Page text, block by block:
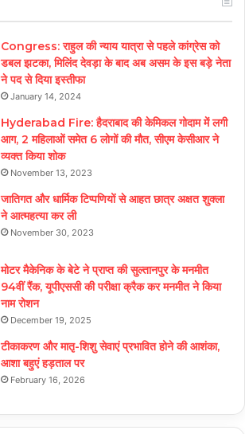
Congress: राहुल की न्याय यात्रा से पहले कांग्रेस को
डबल झटका, मिलिंद देवड़ा के बाद अब असम के इस बड़े नेता
ने पद से दिया इस्तीफा
January 14, 2024
Hyderabad Fire: हैदराबाद की केमिकल गोदाम में लगी
आग, 2 महिलाओं समेत 6 लोगों की मौत, सीएम केसीआर ने
व्यक्त किया शोक
November 13, 2023
जातिगत और धार्मिक टिप्पणियों से आहत छात्र अक्षत शुक्ला
ने आत्महत्या कर ली
November 30, 2023
मोटर मैकेनिक के बेटे ने प्राप्त की सुल्तानपुर के मनमीत
94वीं रैंक, यूपीएससी की परीक्षा क्रैक कर मनमीत ने किया
नाम रोशन
December 19, 2025
टीकाकरण और मातृ-शिशु सेवाएं प्रभावित होने की आशंका,
आशा बहुएं हड़ताल पर
February 16, 2026